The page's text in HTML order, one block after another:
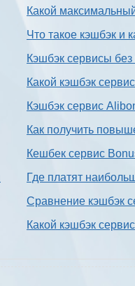
Какой
Что такое кэшбэк и
Кэшбэк сервисы
Какой кэшбэк
Кэшбэк сервис
Как получить
Кешбек сервис
Где платят
Сравнение кэшбэк
Какой кэшбэк